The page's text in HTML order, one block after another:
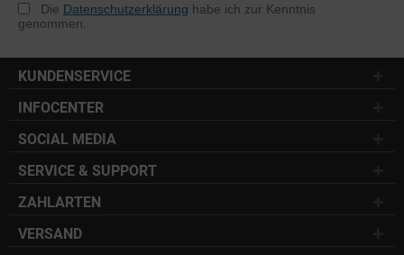
Die Datenschutzerklärung habe ich zur Kenntnis
genommen.
KUNDENSERVICE
INFOCENTER
SOCIAL MEDIA
SERVICE & SUPPORT
ZAHLARTEN
VERSAND